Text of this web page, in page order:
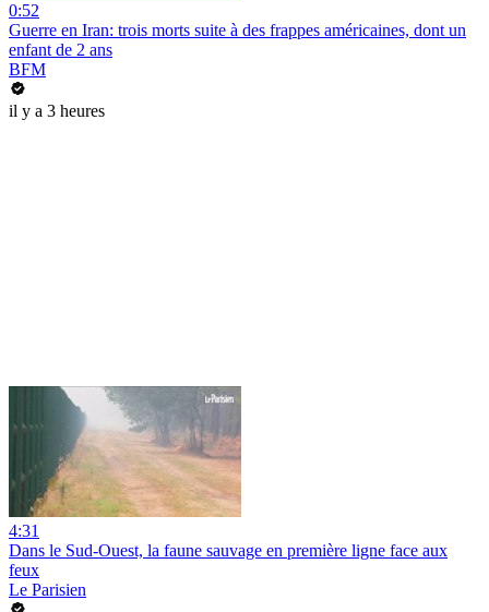
0:52
Guerre en Iran: trois morts suite à des frappes américaines, dont un
enfant de 2 ans
BFM
il y a 3 heures
4:31
Dans le Sud-Ouest, la faune sauvage en première ligne face aux
feux
Le Parisien